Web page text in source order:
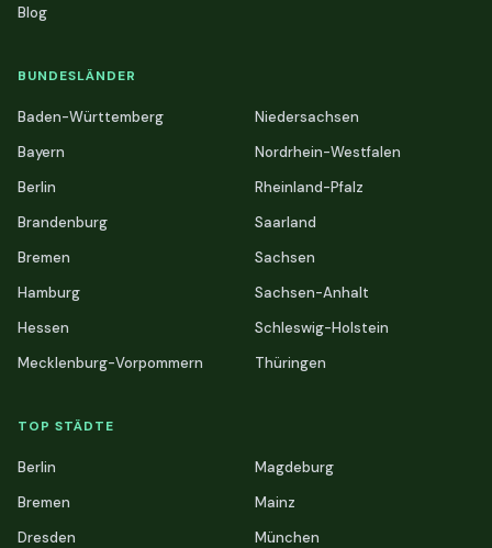
Blog
BUNDESLÄNDER
Baden-Württemberg
Bayern
Berlin
Brandenburg
Bremen
Hamburg
Hessen
Mecklenburg-Vorpommern
Niedersachsen
Nordrhein-Westfalen
Rheinland-Pfalz
Saarland
Sachsen
Sachsen-Anhalt
Schleswig-Holstein
Thüringen
TOP STÄDTE
Berlin
Bremen
Dresden
Magdeburg
Mainz
München